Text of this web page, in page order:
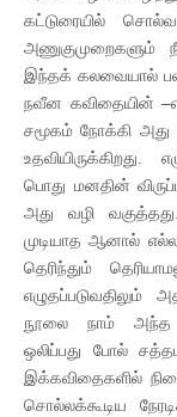
கட்டுரையில்
அணுகுமுறைகளும்
இந்தக் கலவையால் பல
நவீன கவிதையின்
சமூகம் நோக்கி
பொது மனதின்
அது வழி
முடியாத ஆனால்
தெரிந்தும்
எழுதப்படுவதிலும்
நூலை நாம் அந்த
ஒலிப்பது போல்
இக்கவிதைகளில்
சொல்லக்கூடிய